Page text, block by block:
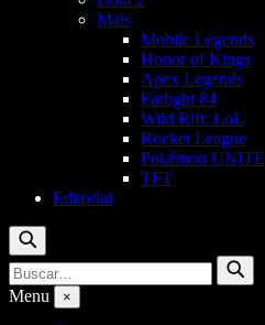
Mais
Mobile Legends
Honor of Kings
Apex Legends
Farlight 84
Wild Rift: LoL
Rocket League
Pokémon UNITE
TFT
Editorial
Buscar
Buscar
por:
Buscar
Menu ×